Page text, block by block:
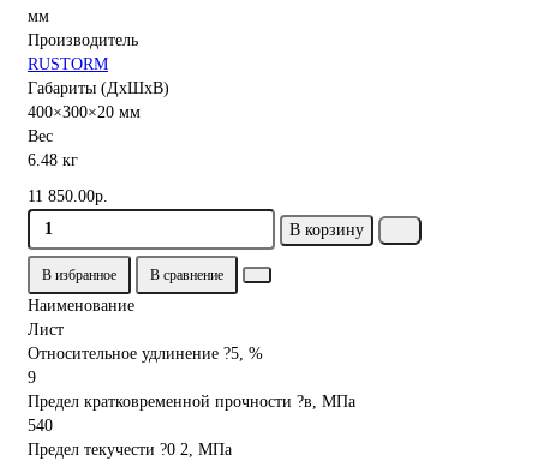
Производитель
RUSTORM
Габариты (ДхШхВ)
400×300×20 мм
Вес
6.48 кг
11 850.00р.
В корзину
В избранное В сравнение
Наименование
Лист
Относительное удлинение ?5, %
9
Предел кратковременной прочности ?в, МПа
540
Предел текучести ?0 2, МПа